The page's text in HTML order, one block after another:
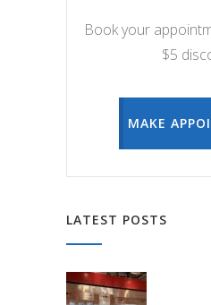
Book your
$5
MAKE
LATEST POSTS